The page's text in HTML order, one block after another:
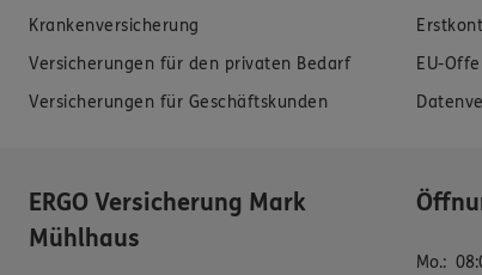
Krankenversicherung
Versicherungen für den privaten Bedarf
Versicherungen für Geschäftskunden
EU-
ERGO Versicherung Mark
Mühlhaus
Mo.: